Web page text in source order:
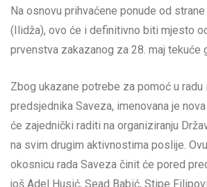
Na osnovu prihvaćene ponude od
(Ilidža), ovo će i definitivno biti mjesto
prvenstva zakazanog za 28. maj tekuće
Zbog ukazane potrebe za pomoć u
predsjednika Saveza, imenovana je
će zajednički raditi na organiziranju
na svim drugim aktivnostima poslije.
okosnicu rada Saveza činit će pored
još Adel Husić, Sead Babić, Stipe